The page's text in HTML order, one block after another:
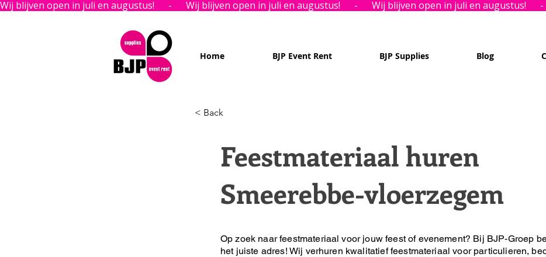
Wij blijven open in juli en augustus!      -
Home BJP Event Rent BJP Supplies Blog
< Back
Feestmateriaal huren
Smeerebbe-vloerzegem
Op zoek naar feestmateriaal voor jouw feest of evenement? Bij BJP-Groep
het juiste adres! Wij verhuren kwalitatief feestmateriaal voor particulieren,